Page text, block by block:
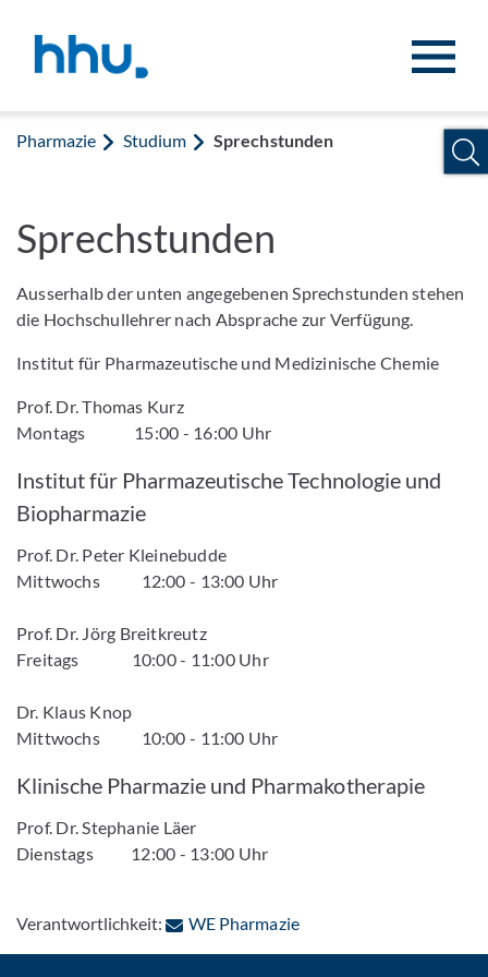
Pharmazie Studium Sprechstunden
Sprechstunden
Ausserhalb der unten angegebenen Sprechstunden stehen
die Hochschullehrer nach Absprache zur Verfügung.
Institut für Pharmazeutische und Medizinische Chemie
Prof. Dr. Thomas Kurz
Montags 15:00 - 16:00 Uhr
Institut für Pharmazeutische Technologie und
Biopharmazie
Prof. Dr. Peter Kleinebudde
Mittwochs 12:00 - 13:00 Uhr
Prof. Dr. Jörg Breitkreutz
Freitags 10:00 - 11:00 Uhr
Dr. Klaus Knop
Mittwochs 10:00 - 11:00 Uhr
Klinische Pharmazie und Pharmakotherapie
Prof. Dr. Stephanie Läer
Dienstags 12:00 - 13:00 Uhr
Verantwortlichkeit: WE Pharmazie: Per E-Mail kontaktieren